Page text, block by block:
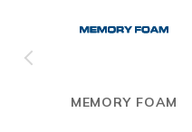
MEMORY FOAM